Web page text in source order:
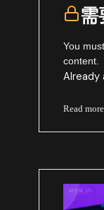
需
You
content.
Read